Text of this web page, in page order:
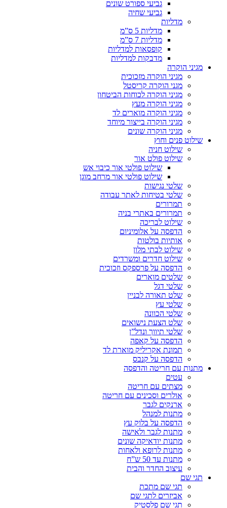
גביעי ספורט שונים
גביעי שחיה
מדליות
מדליות 5 ס”מ
מדליות 7 ס”מ
קופסאות למדליות
מדבקות למדליות
מגיני הוקרה
מגיני הוקרה מזכוכית
מגני הוקרה קריסטל
מגיני הוקרה לכוחות הביטחון
מגיני הוקרה מעץ
מגיני הוקרה מוארים לד
מגיני הוקרה בייצור מיוחד
מגיני הוקרה שונים
שילוט פנים וחוץ
שילוט חניה
שילוט פולט אור
שילוט פולטי אור כיבוי אש
שילוט פולטי אור מרחב מוגן
שלטי נגישות
שלטי בטיחות לאתר עבודה
תמרורים
תמרורים באתרי בניה
שילוט לבריכה
הדפסה על אלומיניום
אותיות בולטות
שילוט לבתי מלון
שילוט חדרים ומשרדים
הדפסה על פרספקס וזכוכית
שלטים מוארים
שלטי דגל
שלט תאורה לבניין
שלטי עץ
שלטי הכוונה
שלט הצעת נישואים
שלטי תיווך ונדל”ן
הדפסה על קאפה
תמונת אקריליק מוארת לד
הדפסה על קנבס
מתנות עם חריטה והדפסה
עטים
מצתים עם חריטה
אולרים וסכינים עם חריטה
ארנקים לגבר
מתנות למנהל
הדפסה על בלוק עץ
מתנות לגבר ולאישה
מתנות יודאיקה שונים
מתנות לרופא ולאחות
מתנות עד 50 ש”ח
עיצוב החדר והבית
תגי שם
תגי שם מתכת
אביזרים לתגי שם
תגי שם פלסטיק